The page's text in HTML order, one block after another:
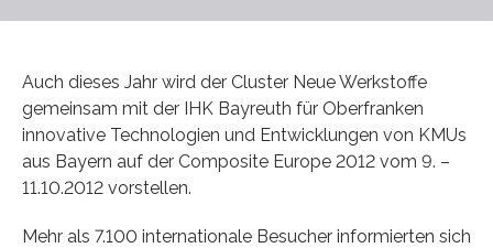
Auch dieses Jahr wird der Cluster Neue Werkstoffe
gemeinsam mit der IHK Bayreuth für Oberfranken
innovative Technologien und Entwicklungen von KMUs
aus Bayern auf der Composite Europe 2012 vom 9. –
11.10.2012 vorstellen.
Mehr als 7.100 internationale Besucher informierten sich